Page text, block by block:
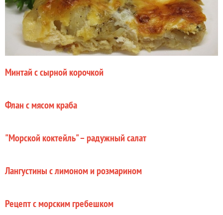
Минтай с сырной корочкой
Флан с мясом краба
"Морской коктейль" – радужный салат
Лангустины с лимоном и розмарином
Рецепт с морским гребешком